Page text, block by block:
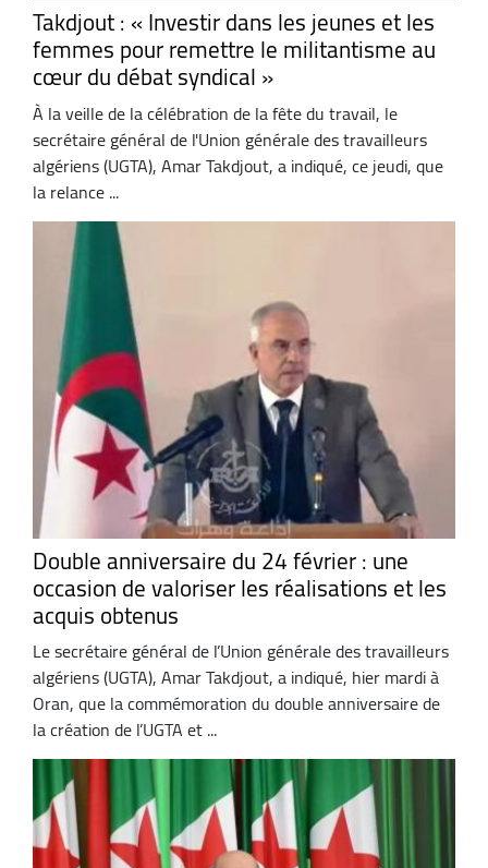
Takdjout : « Investir dans les jeunes et les
femmes pour remettre le militantisme au
cœur du débat syndical »
À la veille de la célébration de la fête du travail, le
secrétaire général de l'Union générale des travailleurs
algériens (UGTA), Amar Takdjout, a indiqué, ce jeudi, que
la relance ...
Double anniversaire du 24 février : une
occasion de valoriser les réalisations et les
acquis obtenus
Le secrétaire général de l’Union générale des travailleurs
algériens (UGTA), Amar Takdjout, a indiqué, hier mardi à
Oran, que la commémoration du double anniversaire de
la création de l’UGTA et ...